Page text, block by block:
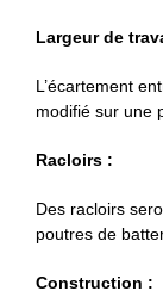
Largeur de
L’écartement
modifié sur une
Racloirs :
Des racloirs
poutres de
Construction :